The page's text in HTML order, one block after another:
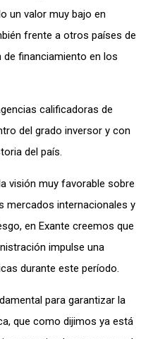
un valor muy bajo en
frente a otros países de
de financiamiento en los
calificadoras de
del grado inversor y con
del país.
visión muy favorable sobre
mercados internacionales y
en Exante creemos que
impulse una
durante este período.
para garantizar la
que como dijimos ya está